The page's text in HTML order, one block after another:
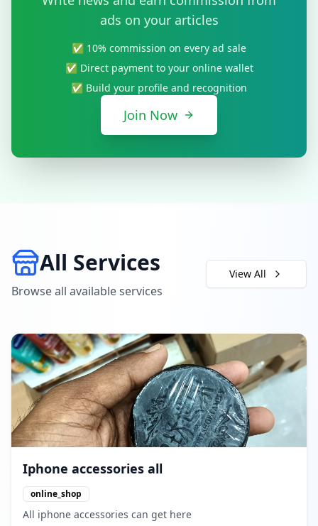
ads on your articles
✅ 10% commission on every ad sale
✅ Direct payment to your online wallet
✅ Build your profile and recognition
Join Now
All Services
Browse all available services
View All
Iphone accessories all
online_shop
All iphone accessories can get here